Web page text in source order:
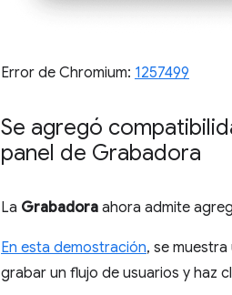
Error de Chromium: 1257499
Se agregó
panel de Grabadora
La Grabadora ahora admite
En esta demostración, se
grabar un flujo de usuarios y haz